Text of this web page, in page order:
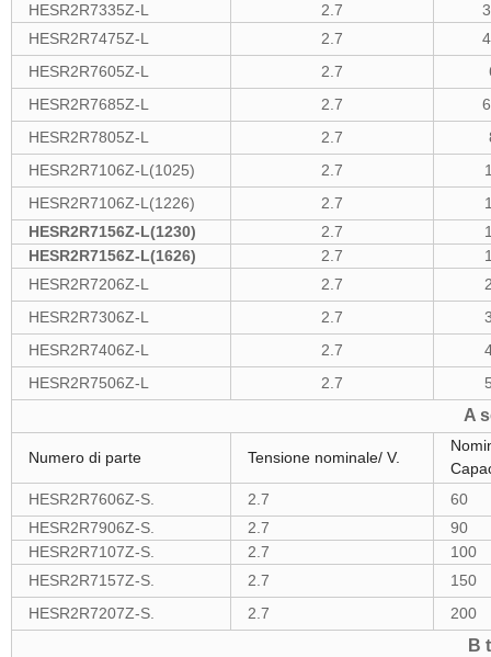
HESR2R7335Z-L
2.7
HESR2R7475Z-L
2.7
HESR2R7605Z-L
2.7
HESR2R7685Z-L
2.7
HESR2R7805Z-L
2.7
HESR2R7106Z-L(1025)
2.7
HESR2R7106Z-L(1226)
2.7
HESR2R7156Z-L(1230)
2.7
HESR2R7156Z-L(1626)
2.7
HESR2R7206Z-L
2.7
HESR2R7306Z-L
2.7
HESR2R7406Z-L
2.7
HESR2R7506Z-L
2.7
A
Numero di parte Tensione nominale/ V.
HESR2R7606Z-S.
2.7
60
HESR2R7906Z-S.
2.7
90
HESR2R7107Z-S.
2.7
100
HESR2R7157Z-S.
2.7
150
HESR2R7207Z-S.
2.7 200
B